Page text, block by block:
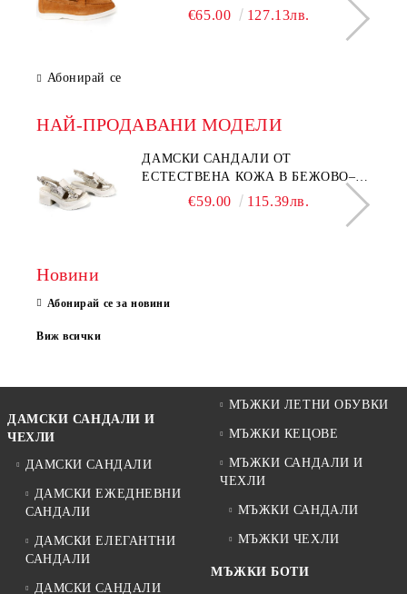
€65.00 127.13лв.
Абонирай се
НАЙ-ПРОДАВАНИ МОДЕЛИ
ДАМСКИ САНДАЛИ ОТ
ЕСТЕСТВЕНА КОЖА В БЕЖОВО–
МОДЕЛ NOVA.
€59.00 115.39лв.
Новини
Абонирай се за новини
Виж всички
ДАМСКИ САНДАЛИ И
ЧЕХЛИ
ДАМСКИ САНДАЛИ
ДАМСКИ ЕЖЕДНЕВНИ
САНДАЛИ
ДАМСКИ ЕЛЕГАНТНИ
САНДАЛИ
ДАМСКИ САНДАЛИ
МЪЖКИ ЛЕТНИ ОБУВКИ
МЪЖКИ КЕЦОВЕ
МЪЖКИ САНДАЛИ И
ЧЕХЛИ
МЪЖКИ САНДАЛИ
МЪЖКИ ЧЕХЛИ
МЪЖКИ БОТИ